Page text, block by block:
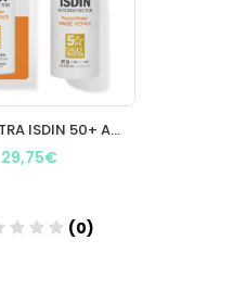
FOTOULTRA ISDIN 50+ AGE REPAIR WATER 50M
29,75€
(0)